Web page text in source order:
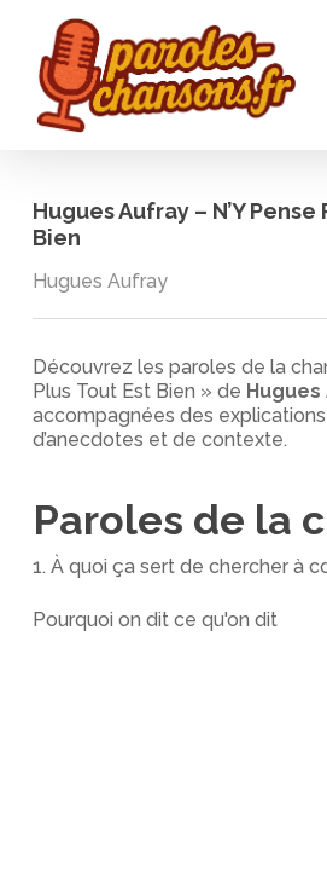
main
content
Hugues Aufray – N’Y Pense
Bien
Hugues Aufray
Découvrez les paroles de la
Plus Tout Est Bien » de
accompagnées des
d’anecdotes et de contexte.
Paroles de la
1. À quoi ça sert de chercher à
Pourquoi on dit ce qu'on dit